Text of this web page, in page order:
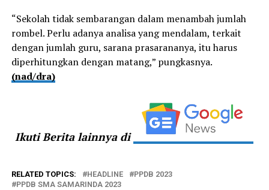
“Sekolah tidak sembarangan dalam menambah jumlah
rombel. Perlu adanya analisa yang mendalam, terkait
dengan jumlah guru, sarana prasarananya, itu harus
diperhitungkan dengan matang,” pungkasnya.
(nad/dra)
Ikuti Berita lainnya di
RELATED TOPICS: HEADLINE
PPDB 2023
PPDB SMA SAMARINDA 2023